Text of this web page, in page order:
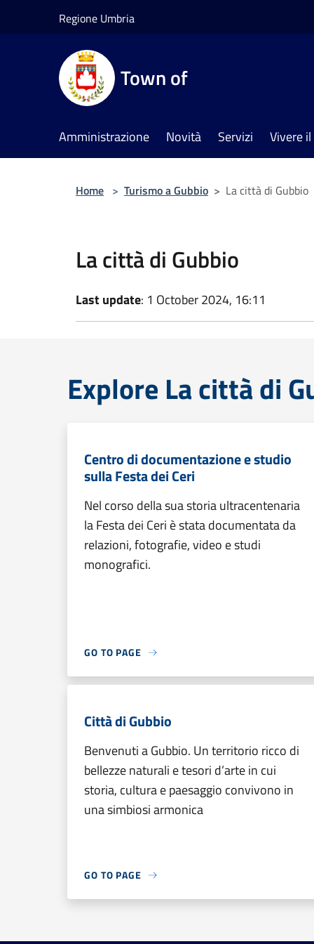
Regione Umbria
Town of
Amministrazione Novità Servizi Vivere
Home > Turismo a Gubbio > La città di Gubbio
La città di Gubbio
Last update: 1 October 2024, 16:11
Explore La città di
Centro di documentazione e studio
sulla Festa dei Ceri
Nel corso della sua storia ultracentenaria
la Festa dei Ceri è stata documentata da
relazioni, fotografie, video e studi
monografici.
GO TO PAGE
Città di Gubbio
Benvenuti a Gubbio. Un territorio ricco di
bellezze naturali e tesori d’arte in cui
storia, cultura e paesaggio convivono in
una simbiosi armonica
GO TO PAGE